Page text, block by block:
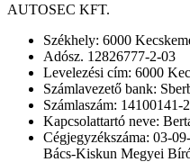
AUTOSEC KFT.
Székhely: 6000
Adósz. 12826777-2-03
Levelezési cím: 6000
Számlavezető bank:
Számlaszám: 14100141-
Kapcsolattartó neve:
Cégjegyzékszáma: 03-
Bács-Kiskun Megyei